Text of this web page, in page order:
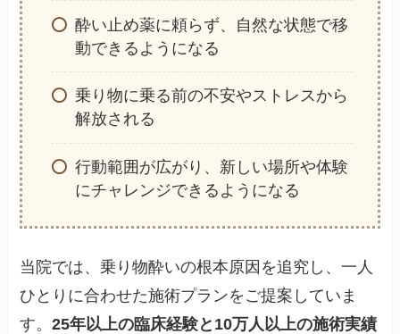
酔い止め薬に頼らず、自然な状態で移
動できるようになる
乗り物に乗る前の不安やストレスから
解放される
行動範囲が広がり、新しい場所や体験
にチャレンジできるようになる
当院では、乗り物酔いの根本原因を追究し、一人
ひとりに合わせた施術プランをご提案していま
す。25年以上の臨床経験と10万人以上の施術実績